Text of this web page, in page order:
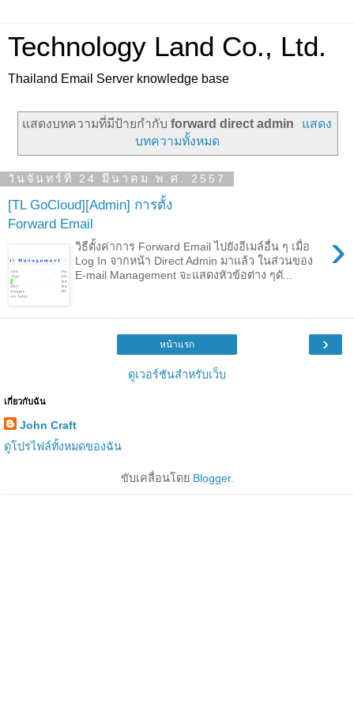
Technology Land Co., Ltd.
Thailand Email Server knowledge base
แสดงบทความที่มีป้ายกำกับ forward direct admin
แสดง
บทความทั้งหมด
วันจันทร์ที่ 24 มีนาคม พ.ศ. 2557
[TL GoCloud][Admin] การตั้ง
Forward Email
›
วิธีตั้งค่าการ Forward Email ไปยังอีเมล์อื่น ๆ เมื่อ
Log In จากหน้า Direct Admin มาแล้ว ในส่วนของ
E-mail Management จะแสดงหัวข้อต่าง ๆดั...
›
หน้าแรก
ดูเวอร์ชันสำหรับเว็บ
เกี่ยวกับฉัน
John Craft
ดูโปรไฟล์ทั้งหมดของฉัน
ขับเคลื่อนโดย Blogger.